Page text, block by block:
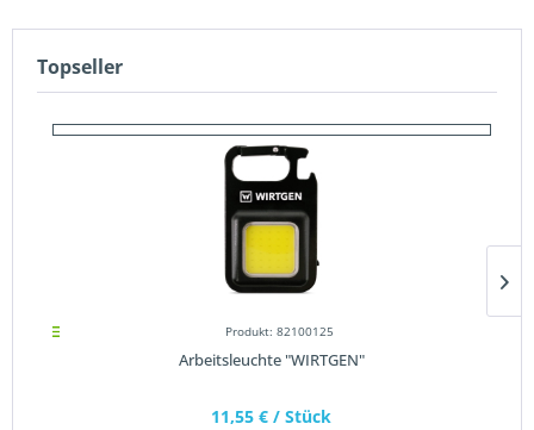
Topseller
Produkt: 82100125
Arbeitsleuchte "WIRTGEN"
11,55 € / Stück